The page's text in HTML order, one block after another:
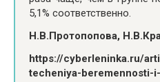
5,1% соответственно.
Н.В.Протопопова,
https://cyberleninka.ru/
techeniya-beremennosti-